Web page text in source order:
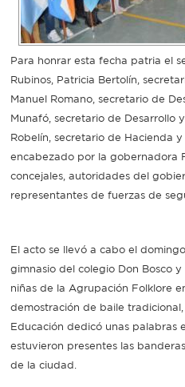
estudiantil
Recorrido
Recarga
SUBE
Para honrar esta fecha patria el
Rubinos, Patricia Bertolín,
Manuel Romano, secretario de
Munafó, secretario de Desarrollo
Robelín, secretario de Hacienda
encabezado por la gobernadora
concejales, autoridades del
representantes de fuerzas de
El acto se llevó a cabo el
gimnasio del colegio Don Bosco
niñas de la Agrupación Folklore
demostración de baile
Educación dedicó unas palabras
estuvieron presentes las
de la ciudad.